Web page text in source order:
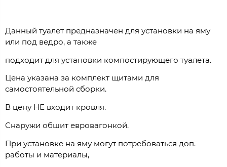
Данный туалет предназначен для установки на яму
или под ведро, а также
подходит для установки компостирующего туалета.
Цена указана за комплект щитами для
самостоятельной сборки.
В цену НЕ входит кровля.
Снаружи обшит евровагонкой.
При установке на яму могут потребоваться доп.
работы и материалы,